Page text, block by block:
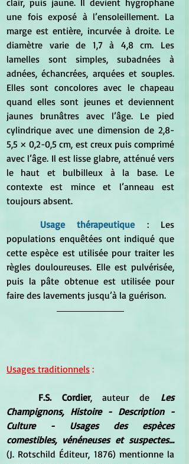
clair, puis jaune. Il devient hygrophane
une fois exposé à l’ensoleillement. La
marge est entière, incurvée à droite. Le
diamètre varie de 1,7 à 4,8 cm. Les
lamelles sont simples, subadnées à
adnées, échancrées, arquées et souples.
Elles sont concolores avec le chapeau
quand elles sont jeunes et deviennent
jaunes brunâtres avec l’âge. Le pied
cylindrique avec une dimension de 2,8-
5,5 × 0,2-0,5 cm, est creux puis comprimé
avec l’âge. Il est lisse glabre, atténué vers
le haut et bulbilleux à la base. Le
contexte est mince et l’anneau est
toujours absent.
Usage thérapeutique : Les
populations enquêtées ont indiqué que
cette espèce est utilisée pour traiter les
règles douloureuses. Elle est pulvérisée,
puis la pâte obtenue est utilisée pour
faire des lavements jusqu’à la guérison.
Usages traditionnels :
F.S. Cordier, auteur de Les
Champignons, Histoire - Description -
Culture - Usages des espèces
comestibles, vénéneuses et suspectes...
(J. Rotschild Éditeur, 1876) mentionne la